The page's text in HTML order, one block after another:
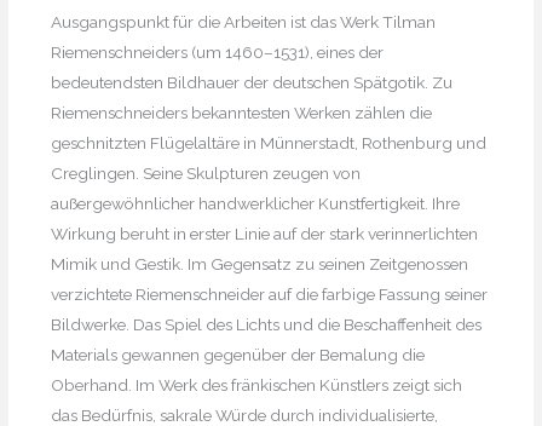
Ausgangspunkt für die Arbeiten ist das Werk Tilman
Riemenschneiders (um 1460–1531), eines der
bedeutendsten Bildhauer der deutschen Spätgotik. Zu
Riemenschneiders bekanntesten Werken zählen die
geschnitzten Flügelaltäre in Münnerstadt, Rothenburg und
Creglingen. Seine Skulpturen zeugen von
außergewöhnlicher handwerklicher Kunstfertigkeit. Ihre
Wirkung beruht in erster Linie auf der stark verinnerlichten
Mimik und Gestik. Im Gegensatz zu seinen Zeitgenossen
verzichtete Riemenschneider auf die farbige Fassung seiner
Bildwerke. Das Spiel des Lichts und die Beschaffenheit des
Materials gewannen gegenüber der Bemalung die
Oberhand. Im Werk des fränkischen Künstlers zeigt sich
das Bedürfnis, sakrale Würde durch individualisierte,